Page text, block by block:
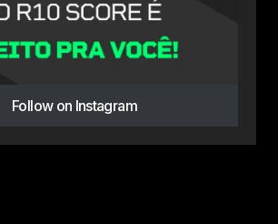
Follow on Instagram